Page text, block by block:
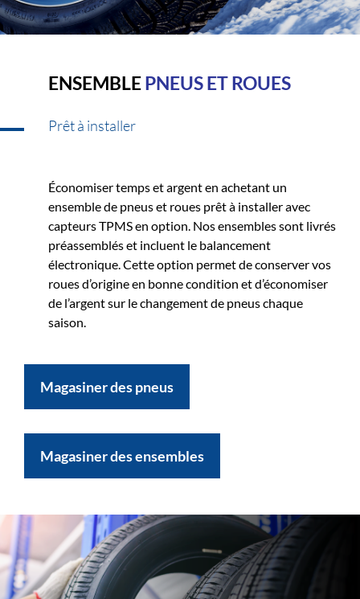
ENSEMBLEPNEUS ET ROUES
Prêt à installer
Économiser temps et argent en achetant un
ensemble de pneus et roues prêt à installer avec
capteurs TPMS en option. Nos ensembles sont livrés
préassemblés et incluent le balancement
électronique. Cette option permet de conserver vos
roues d’origine en bonne condition et d’économiser
de l’argent sur le changement de pneus chaque
saison.
Magasiner des pneus
Magasiner des ensembles